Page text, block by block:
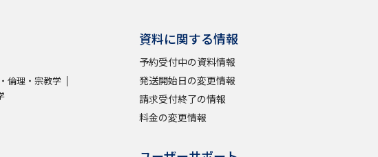
倫理・宗教学
資料に関する情報
予約受付中の資料情報
発送開始日の変更情報
請求受付終了の情報
料金の変更情報